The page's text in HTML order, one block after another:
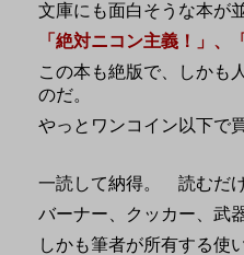
文庫にも面白そうな本が
「絶対ニコン主義！」、
この本も絶版で、しかも
のだ。
やっとワンコイン以下で
一読して納得。 読むだ
バーナー、クッカー、武
しかも筆者が所有する使